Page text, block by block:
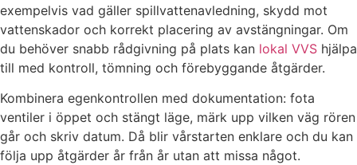
exempelvis vad gäller spillvattenavledning, skydd mot
vattenskador och korrekt placering av avstängningar. Om
du behöver snabb rådgivning på plats kan lokal VVS hjälpa
till med kontroll, tömning och förebyggande åtgärder.
Kombinera egenkontrollen med dokumentation: fota
ventiler i öppet och stängt läge, märk upp vilken väg rören
går och skriv datum. Då blir vårstarten enklare och du kan
följa upp åtgärder år från år utan att missa något.